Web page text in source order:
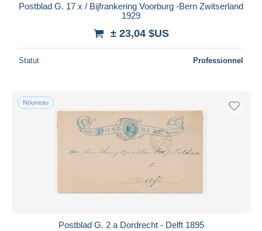
Postblad G. 17 x / Bijfrankering Voorburg -Bern Zwitserland
1929
± 23,04 $US
Statut Professionnel
Nouveau
Postblad G. 2 a Dordrecht - Delft 1895